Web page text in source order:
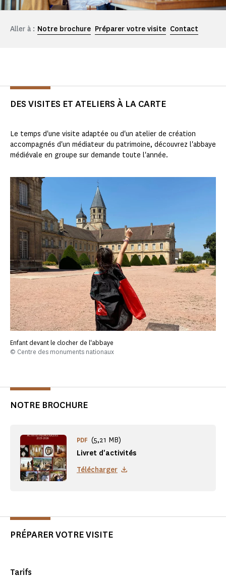
Aller à : Notre brochure Préparer votre visite Contact
DES VISITES ET ATELIERS À LA CARTE
Le temps d'une visite adaptée ou d'un atelier de création
accompagnés d'un médiateur du patrimoine, découvrez l'abbaye
médiévale en groupe sur demande toute l'année.
Enfant devant le clocher de l'abbaye
© Centre des monuments nationaux
NOTRE BROCHURE
Livret d'activités
PDF (5,21 MB)
Télécharger
PRÉPARER VOTRE VISITE
Tarifs